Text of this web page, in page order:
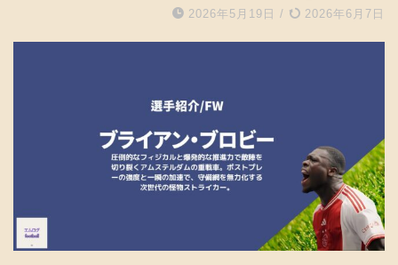
2026年5月19日 / 2026年6月7日